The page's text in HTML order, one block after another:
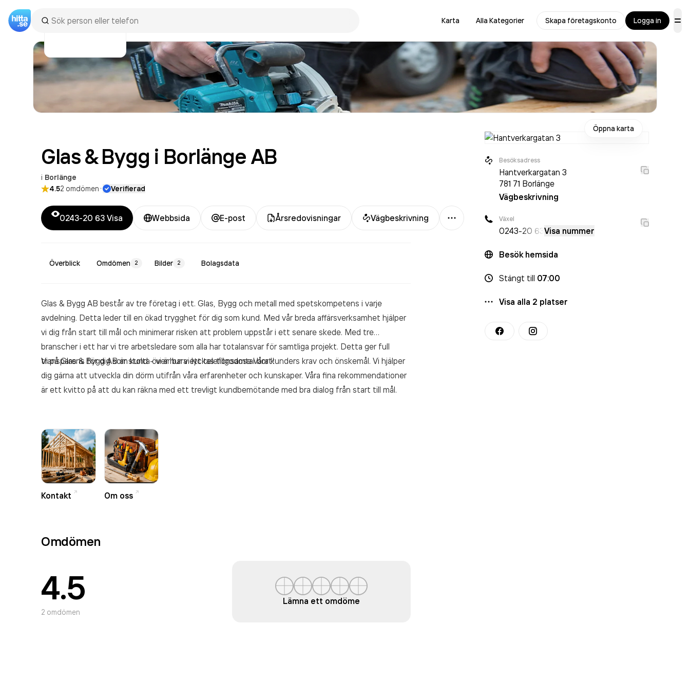
Karta Alla Kategorier Skapa företagskonto Logga in
Glas & Bygg i Borlänge AB
i Borlänge
4.52 omdömen· Verifierad
0243-20 63 Visa Webbsida E-post Årsredovisningar Vägbeskrivning
Mer
Överblick Omdömen 2 Bilder 2 Bolagsdata
Glas & Bygg AB består av tre företag i ett. Glas, Bygg och metall med spetskompetens i varje
avdelning. Detta leder till en ökad trygghet för dig som kund. Med vår breda affärsverksamhet hjälper
vi dig från start till mål och minimerar risken att problem uppstår i ett senare skede. Med tre
branscher i ett har vi tre arbetsledare som alla har totalansvar för samtliga projekt. Detta ger full
transparens för dig som kund - vi är bara ett telefonsamtal bort!
Vi på Glas & Bygg AB är stolta över hur vi lyckas tillgodose våra kunders krav och önskemål. Vi hjälper
dig gärna att utveckla din dörm utifrån våra erfarenheter och kunskaper. Våra fina rekommendationer
är ett kvitto på att du kan räkna med ett trevligt kundbemötande med bra dialog från start till mål.
Kontakt Om oss
Omdömen
4.5
2 omdömen
Lämna ett omdöme
Öppna karta
Besöksadress
Hantverkargatan 3
781 71 Borlänge
Vägbeskrivning
Växel
0243-20 63 Visa nummer
Besök hemsida
Stängt till 07:00
Visa alla 2 platser